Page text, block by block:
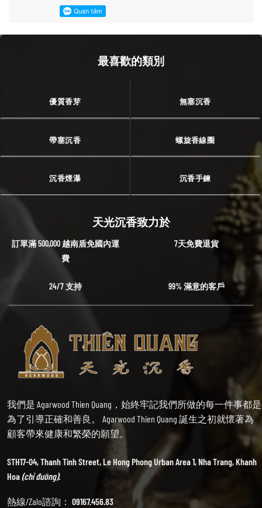
最喜歡的類別
優質香芽 無塞沉香
帶塞沉香 螺旋香線圈
沉香煙瀑 沉香手鍊
天光沉香致力於
訂單滿 500,000 越南盾免國內運
費
7天免費退貨
24/7 支持 99% 滿意的客戶
我們是 Agarwood Thien Quang，始終牢記我們所做的每一件事都是
為了引導正確和善良。 Agarwood Thien Quang 誕生之初就懷著為
顧客帶來健康和繁榮的願望。
STH17-04, Thanh Tinh Street, Le Hong Phong Urban Area 1, Nha Trang, Khanh
Hoa(chỉ đường).
熱線/Zalo諮詢： 09167.456.83